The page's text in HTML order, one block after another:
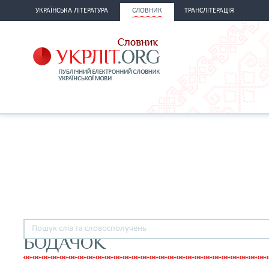
УКРАЇНСЬКА ЛІТЕРАТУРА СЛОВНИК ТРАНСЛІТЕРАЦІЯ
БОДАЧОК